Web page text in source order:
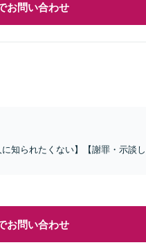
お問い合わせ
知られたくない】【謝罪・示談し
お問い合わせ